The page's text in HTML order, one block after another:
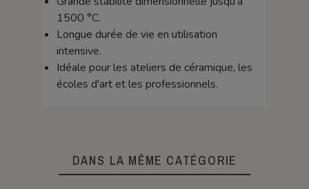
1500 °C.
Longue durée de vie en utilisation
intensive.
Idéale pour les ateliers de céramique, les
écoles d'art et les professionnels.
DANS LA MÊME CATÉGORIE